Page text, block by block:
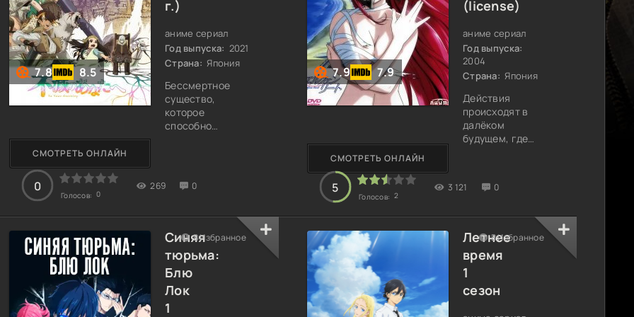
7.8 8.5
г.)
аниме сериал
Год выпуска: 2021
Страна: Япония
Бессмертное
существо,
которое
способно
и мха до
животных и
однажды
оказывается в
тундре, где
после
нескольких
трансформаций
находит тушу
волка. В этом
СМОТРЕТЬ ОНЛАЙН
0
Голосов: 0
269 0
7.9 7.9
(license)
аниме сериал
Год выпуска:
2004
Страна: Япония
Действия
происходят в
далёком
будущем, где
идеальных вид
существ. После
огромного
количества
попыток, и
опытов учёным
удаётся вывести
новый вид,
который
СМОТРЕТЬ ОНЛАЙН
5
Голосов: 2
3 121 0
Синяя
тюрьма:
Блю
Лок
1
В Избранное
Летнее
время
1
сезон
В Избранное